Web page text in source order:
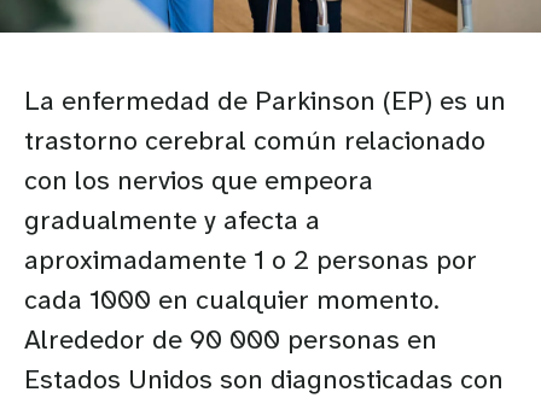
La enfermedad de Parkinson (EP) es un
trastorno cerebral común relacionado
con los nervios que empeora
gradualmente y afecta a
aproximadamente 1 o 2 personas por
cada 1000 en cualquier momento.
Alrededor de 90 000 personas en
Estados Unidos son diagnosticadas con